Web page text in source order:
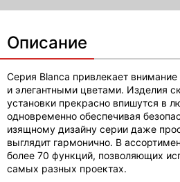
Описание
Серия Blanca привлекает
и элегантными цветами. Изделия
установки прекрасно впишутся в
одновременно обеспечивая
изящному дизайну серии даже
выглядит гармонично. В
более 70 функций, позволяющих
самых разных проектах.